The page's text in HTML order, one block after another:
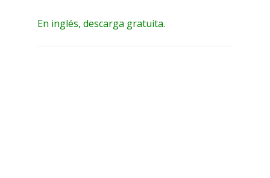
En inglés, descarga gratuita.